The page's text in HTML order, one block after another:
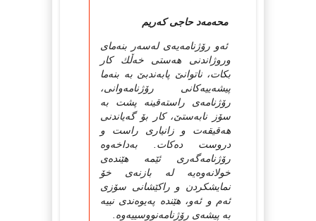
محه‌مه‌د حاجى كه‌ریم
ئه‌و رۆژنامه‌یه‌ى له‌سه‌ر بنه‌ماى
وروژاندنى هه‌ستى خه‌ڵك كار
بكات، ناتوانێ پابه‌ندبێ به‌ بنه‌ما
پیشه‌ییه‌كانى رۆژنامه‌وانى،
رۆژنامه‌ى راسته‌قینه‌ پشت به‌
سۆز نابه‌ستێ، كار بۆ گه‌یاندنى
هه‌قیقه‌ت و زانیارى راست و
دروست ده‌كات. به‌داخه‌وه‌
رۆژنامه‌گه‌رى ئێمه‌ هێنده‌ى
خولانه‌وه‌یه‌ له‌ بازنه‌ى خۆ
نمایشكردن و راكێشانى سۆزى
ئه‌م و ئه‌و، هێنده‌ په‌یوه‌ندى نییه‌
به‌ پیشه‌ى رۆژنامه‌نووسییه‌وه‌.